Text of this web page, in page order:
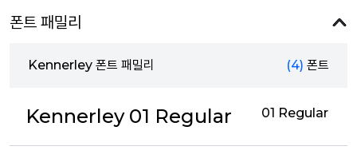
폰트 패밀리
Kennerley 폰트 패밀리 (4) 폰트
Kennerley 01 Regular 01 Regular